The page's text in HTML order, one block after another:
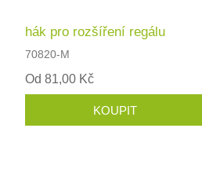
hák pro rozšíření regálu
70820-M
Od 81,00 Kč